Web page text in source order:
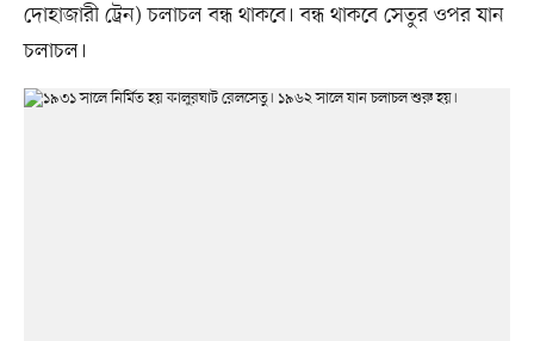
দোহাজারী ট্রেন) চলাচল বন্ধ থাকবে। বন্ধ থাকবে সেতুর ওপর যান
চলাচল।